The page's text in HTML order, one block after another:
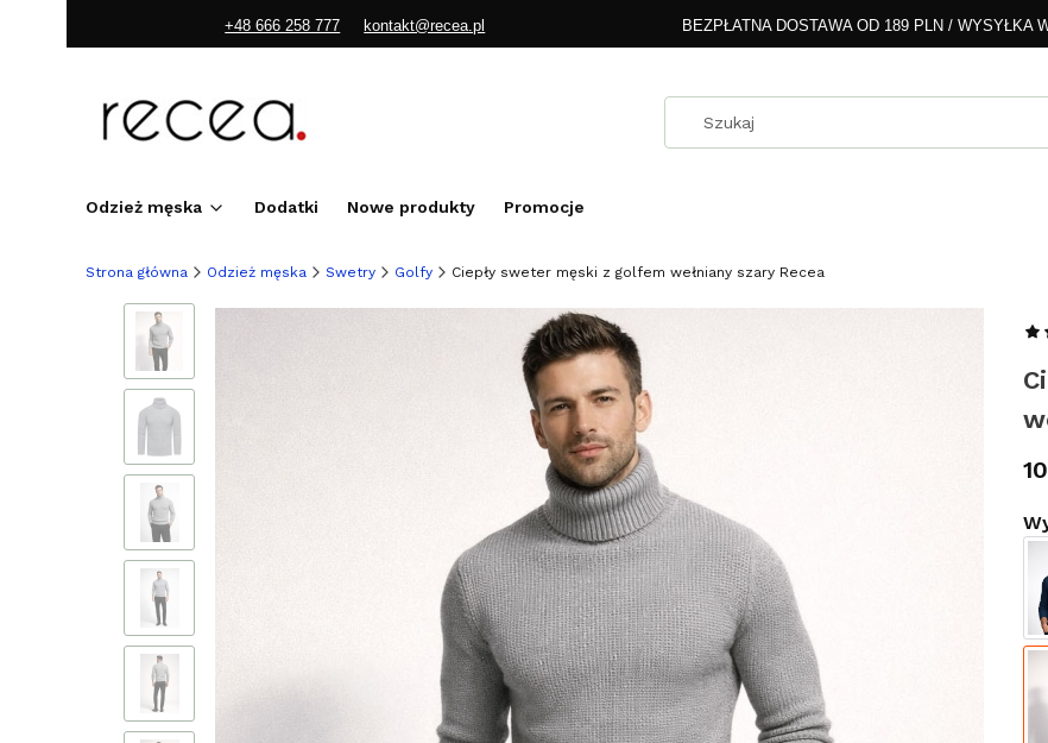
+48 666 258 777 kontakt@recea.pl BEZPŁATNA DOSTAWA OD 189 PLN / WYSYŁKA
Odzież męska Dodatki Nowe produkty Promocje
Strona główna Odzież męska Swetry Golfy Ciepły sweter męski z golfem wełniany szary Recea